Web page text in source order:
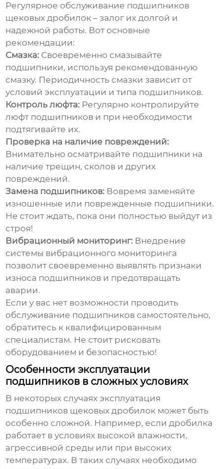
Регулярное обслуживание подшипников
щековых дробилок – залог их долгой и
надежной работы. Вот основные
рекомендации:
Смазка: Своевременно смазывайте
подшипники, используя рекомендованную
смазку. Периодичность смазки зависит от
условий эксплуатации и типа подшипников.
Контроль люфта: Регулярно контролируйте
люфт подшипников и при необходимости
подтягивайте их.
Проверка на наличие повреждений:
Внимательно осматривайте подшипники на
наличие трещин, сколов и других
повреждений.
Замена подшипников: Вовремя заменяйте
изношенные или поврежденные подшипники.
Не стоит ждать, пока они полностью выйдут из
строя!
Вибрационный мониторинг: Внедрение
системы вибрационного мониторинга
позволит своевременно выявлять признаки
износа подшипников и предотвращать
аварии.
Если у вас нет возможности проводить
обслуживание подшипников самостоятельно,
обратитесь к квалифицированным
специалистам. Не стоит рисковать
оборудованием и безопасностью!
Особенности эксплуатации
подшипников в сложных условиях
В некоторых случаях эксплуатация
подшипников щековых дробилок может быть
особенно сложной. Например, если дробилка
работает в условиях высокой влажности,
агрессивной среды или при высоких
температурах. В таких случаях необходимо